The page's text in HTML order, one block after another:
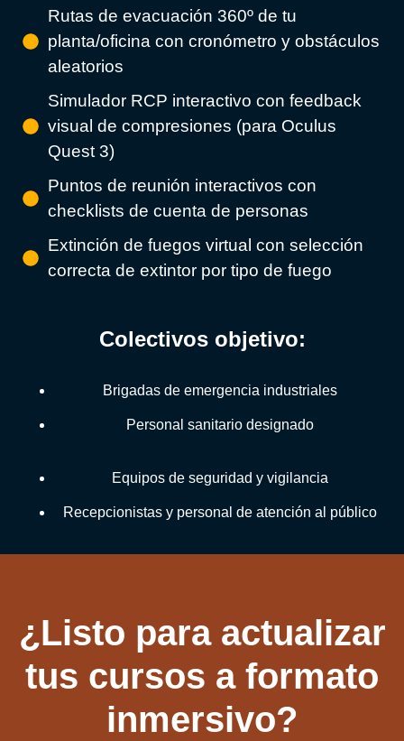
Rutas de evacuación 360º de tu
planta/oficina con cronómetro y obstáculos
aleatorios
Simulador RCP interactivo con feedback
visual de compresiones (para Oculus
Quest 3)
Puntos de reunión interactivos con
checklists de cuenta de personas
Extinción de fuegos virtual con selección
correcta de extintor por tipo de fuego
Colectivos objetivo:
Brigadas de emergencia industriales
Personal sanitario designado
Equipos de seguridad y vigilancia
Recepcionistas y personal de atención al público
¿Listo para actualizar
tus cursos a formato
inmersivo?